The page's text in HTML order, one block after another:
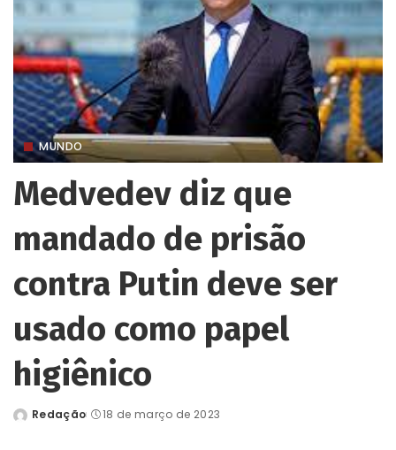
MUNDO
Medvedev diz que
mandado de prisão
contra Putin deve ser
usado como papel
higiênico
PostedRedação 18 de março de 2023